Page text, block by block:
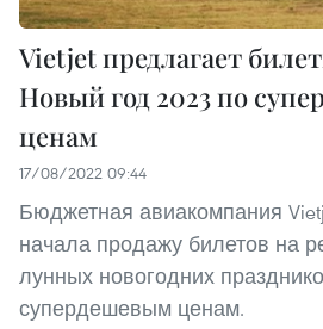
Vietjet предлагает
Новый год 2023 по
ценам
17/08/2022 09:44
Бюджетная авиакомпания
начала продажу билетов на
лунных новогодних
супердешевым ценам.